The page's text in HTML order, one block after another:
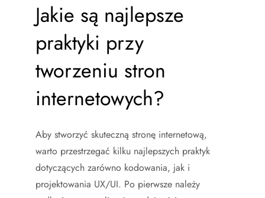
Jakie są najlepsze
praktyki przy
tworzeniu stron
internetowych?
Aby stworzyć skuteczną stronę internetową,
warto przestrzegać kilku najlepszych praktyk
dotyczących zarówno kodowania, jak i
projektowania UX/UI. Po pierwsze należy